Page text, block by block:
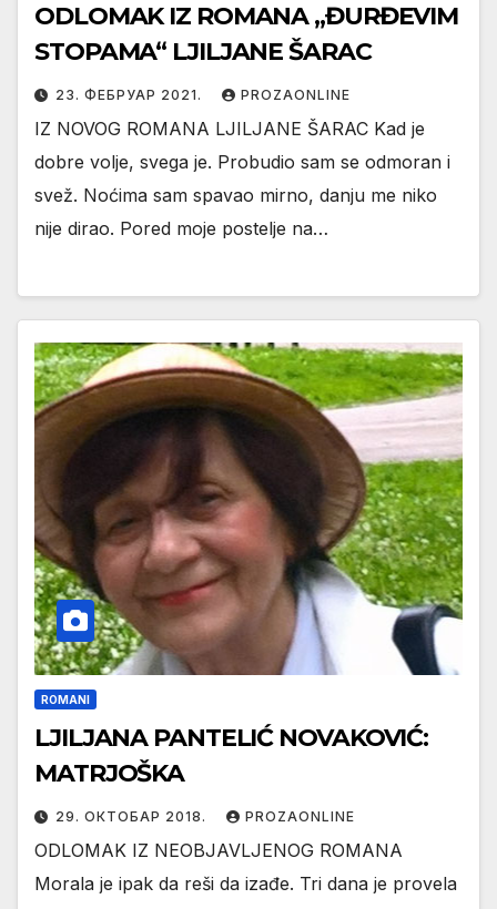
ODLOMAK IZ ROMANA ,,ĐURĐEVIM
STOPAMA“ LJILJANE ŠARAC
23. ФЕБРУАР 2021. PROZAONLINE
IZ NOVOG ROMANA LJILJANE ŠARAC Kad je
dobre volje, svega je. Probudio sam se odmoran i
svež. Noćima sam spavao mirno, danju me niko
nije dirao. Pored moje postelje na…
ROMANI
LJILJANA PANTELIĆ NOVAKOVIĆ:
MATRJOŠKA
29. ОКТОБАР 2018. PROZAONLINE
ODLOMAK IZ NEOBJAVLJENOG ROMANA
Morala je ipak da reši da izađe. Tri dana je provela